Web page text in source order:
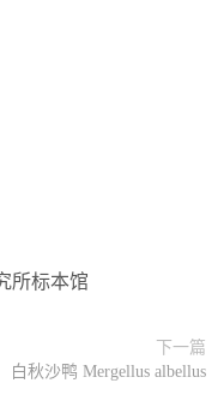
所标本馆
下一篇
白秋沙鸭 Mergellus albellus